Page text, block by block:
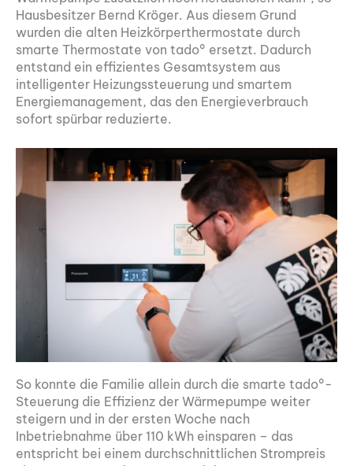
Hausbesitzer Bernd Kröger. Aus diesem Grund
wurden die alten Heizkörperthermostate durch
smarte Thermostate von tado° ersetzt. Dadurch
entstand ein effizientes Gesamtsystem aus
intelligenter Heizungssteuerung und smartem
Energiemanagement, das den Energieverbrauch
sofort spürbar reduzierte.
So konnte die Familie allein durch die smarte tado°-
Steuerung die Effizienz der Wärmepumpe weiter
steigern und in der ersten Woche nach
Inbetriebnahme über 110 kWh einsparen – das
entspricht bei einem durchschnittlichen Strompreis